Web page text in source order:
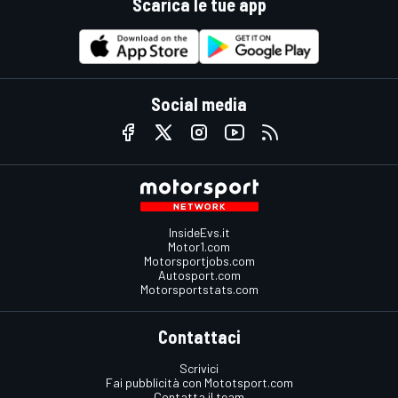
Scarica le tue app
Social media
InsideEvs.it
Motor1.com
Motorsportjobs.com
Autosport.com
Motorsportstats.com
Contattaci
Scrivici
Fai pubblicità con Mototsport.com